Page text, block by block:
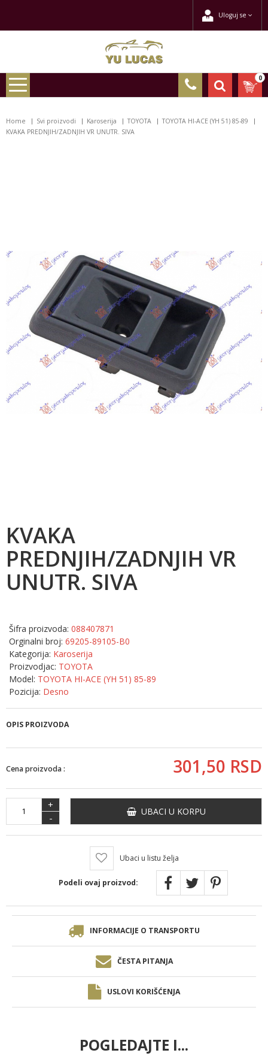
Uloguj se
0
Home Svi proizvodi Karoserija TOYOTA
TOYOTA HI-ACE (YH 51) 85-89
KVAKA PREDNJIH/ZADNJIH VR UNUTR. SIVA
KVAKA
PREDNJIH/ZADNJIH VR
UNUTR. SIVA
Šifra proizvoda: 088407871
Orginalni broj: 69205-89105-B0
Kategorija: Karoserija
Proizvodjac: TOYOTA
Model: TOYOTA HI-ACE (YH 51) 85-89
Pozicija: Desno
OPIS PROIZVODA
Cena proizvoda : 301,50 RSD
+
-
UBACI U KORPU
Ubaci u listu želja
Podeli ovaj proizvod:
INFORMACIJE O TRANSPORTU
ČESTA PITANJA
USLOVI KORIŠĆENJA
POGLEDAJTE I...